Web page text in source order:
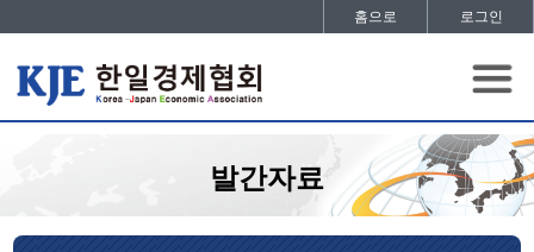
홈으로 로그인
발간자료